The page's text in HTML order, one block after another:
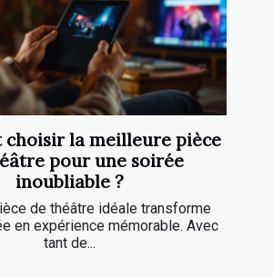
choisir la meilleure pièce
pour une soirée
inoubliable ?
de théâtre idéale transforme
en expérience mémorable. Avec
tant de...